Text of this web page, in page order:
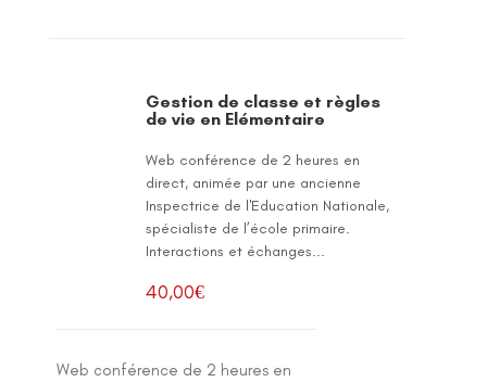
Gestion de classe et règles
de vie en Elémentaire
Web conférence de 2 heures en
direct, animée par une ancienne
Inspectrice de l'Education Nationale,
spécialiste de l’école primaire.
Interactions et échanges...
40,00€
Web conférence de 2 heures en